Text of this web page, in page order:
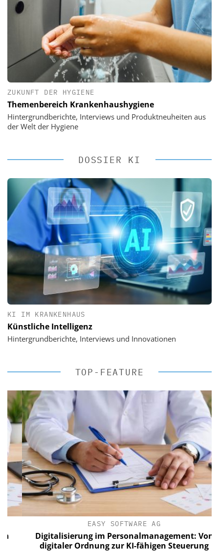
ZUKUNFT DER HYGIENE
Themenbereich Krankenhaushygiene
Hintergrundberichte, Interviews und Produktneuheiten aus
der Welt der Hygiene
DOSSIER KI
KI IM KRANKENHAUS
Künstliche Intelligenz
Hintergrundberichte, Interviews und Innovationen
TOP-FEATURE
EASY SOFTWARE AG
Digitalisierung im Personalmanagement: Von
digitaler Ordnung zur KI-fähigen Steuerung